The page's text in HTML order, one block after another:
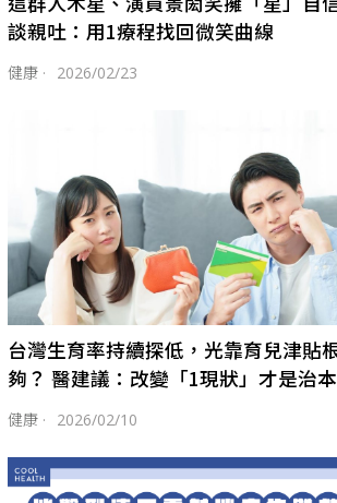
談親吐：用1療程找回微笑曲線
健康 · 2026/02/23
台灣生育率持續探低，光靠育兒津貼
夠？ 醫建議：改變「1現狀」才是治
健康 · 2026/02/10